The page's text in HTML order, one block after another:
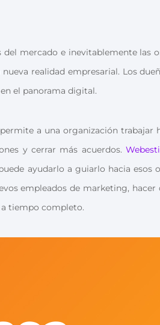
mercado e inevitablemente las
realidad empresarial. Los
el panorama digital.
a una organización trabajar
y cerrar más acuerdos.
ayudarlo a guiarlo hacia esos
empleados de marketing,
tiempo completo.